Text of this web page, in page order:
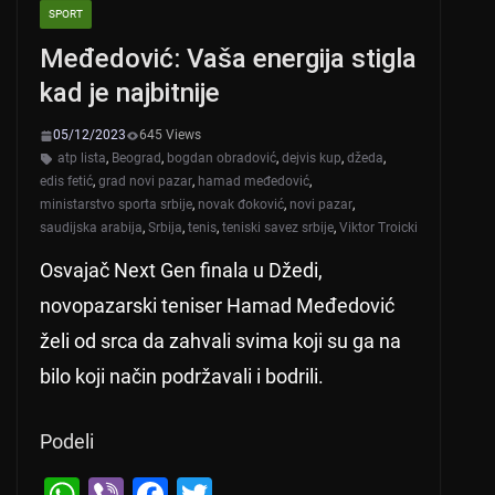
SPORT
Međedović: Vaša energija stigla
kad je najbitnije
05/12/2023
645 Views
atp lista, Beograd, bogdan obradović, dejvis kup, džeda,
edis fetić, grad novi pazar, hamad međedović,
ministarstvo sporta srbije, novak đoković, novi pazar,
saudijska arabija, Srbija, tenis, teniski savez srbije, Viktor Troicki
Osvajač Next Gen finala u Džedi,
novopazarski teniser Hamad Međedović
želi od srca da zahvali svima koji su ga na
bilo koji način podržavali i bodrili.
Podeli